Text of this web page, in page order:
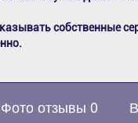
собственные
Фото отзывы 0